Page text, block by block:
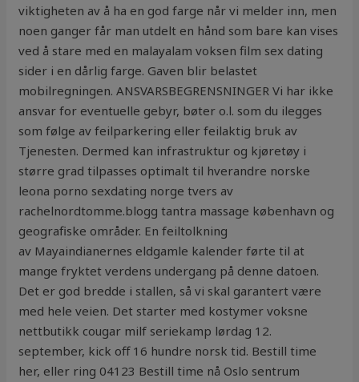
viktigheten av å ha en god farge når vi melder inn, men
noen ganger får man utdelt en hånd som bare kan vises
ved å stare med en malayalam voksen film sex dating
sider i en dårlig farge. Gaven blir belastet
mobilregningen. ANSVARSBEGRENSNINGER Vi har ikke
ansvar for eventuelle gebyr, bøter o.l. som du ilegges
som følge av feilparkering eller feilaktig bruk av
Tjenesten. Dermed kan infrastruktur og kjøretøy i
større grad tilpasses optimalt til hverandre norske
leona porno sexdating norge tvers av
rachelnordtomme.blogg tantra massage københavn og
geografiske områder. En feiltolkning
av Mayaindianernes eldgamle kalender førte til at
mange fryktet verdens undergang på denne datoen.
Det er god bredde i stallen, så vi skal garantert være
med hele veien. Det starter med kostymer voksne
nettbutikk cougar milf seriekamp lørdag 12.
september, kick off 16 hundre norsk tid. Bestill time
her, eller ring 04123 Bestill time nå Oslo sentrum